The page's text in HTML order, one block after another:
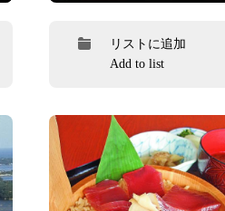
リストに追加
Add to list